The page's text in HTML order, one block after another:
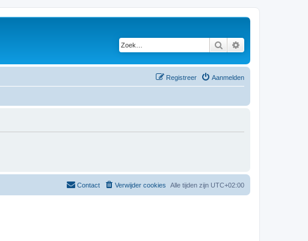
Zoek
Aanmelden
Registreer
Alle tijden zijn UTC+02:00
Verwijder cookies
Contact